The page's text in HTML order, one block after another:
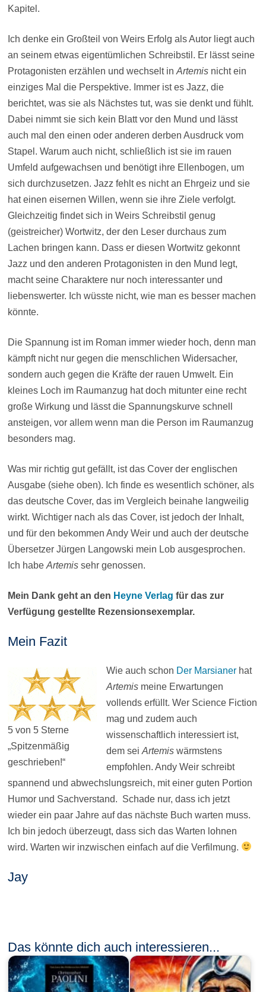
Kapitel.
Ich denke ein Großteil von Weirs Erfolg als Autor liegt auch
an seinem etwas eigentümlichen Schreibstil. Er lässt seine
Protagonisten erzählen und wechselt in Artemisnicht ein
einziges Mal die Perspektive. Immer ist es Jazz, die
berichtet, was sie als Nächstes tut, was sie denkt und fühlt.
Dabei nimmt sie sich kein Blatt vor den Mund und lässt
auch mal den einen oder anderen derben Ausdruck vom
Stapel. Warum auch nicht, schließlich ist sie im rauen
Umfeld aufgewachsen und benötigt ihre Ellenbogen, um
sich durchzusetzen. Jazz fehlt es nicht an Ehrgeiz und sie
hat einen eisernen Willen, wenn sie ihre Ziele verfolgt.
Gleichzeitig findet sich in Weirs Schreibstil genug
(geistreicher) Wortwitz, der den Leser durchaus zum
Lachen bringen kann. Dass er diesen Wortwitz gekonnt
Jazz und den anderen Protagonisten in den Mund legt,
macht seine Charaktere nur noch interessanter und
liebenswerter. Ich wüsste nicht, wie man es besser machen
könnte.
Die Spannung ist im Roman immer wieder hoch, denn man
kämpft nicht nur gegen die menschlichen Widersacher,
sondern auch gegen die Kräfte der rauen Umwelt. Ein
kleines Loch im Raumanzug hat doch mitunter eine recht
große Wirkung und lässt die Spannungskurve schnell
ansteigen, vor allem wenn man die Person im Raumanzug
besonders mag.
Was mir richtig gut gefällt, ist das Cover der englischen
Ausgabe (siehe oben). Ich finde es wesentlich schöner, als
das deutsche Cover, das im Vergleich beinahe langweilig
wirkt. Wichtiger nach als das Cover, ist jedoch der Inhalt,
und für den bekommen Andy Weir und auch der deutsche
Übersetzer Jürgen Langowski mein Lob ausgesprochen.
Ich habe Artemissehr genossen.
Mein Dank geht an den Heyne Verlag für das zur
Verfügung gestellte Rezensionsexemplar.
Mein Fazit
5 von 5 Sterne
„Spitzenmäßig
geschrieben!“
Wie auch schon Der Marsianerhat
Artemismeine Erwartungen
vollends erfüllt. Wer Science Fiction
mag und zudem auch
wissenschaftlich interessiert ist,
dem sei Artemiswärmstens
empfohlen. Andy Weir schreibt
spannend und abwechslungsreich, mit einer guten Portion
Humor und Sachverstand. Schade nur, dass ich jetzt
wieder ein paar Jahre auf das nächste Buch warten muss.
Ich bin jedoch überzeugt, dass sich das Warten lohnen
wird. Warten wir inzwischen einfach auf die Verfilmung.
Jay
Das könnte dich auch interessieren...